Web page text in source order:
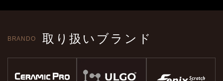
BRANDO 取り扱いブランド